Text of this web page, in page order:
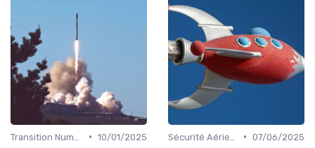
• 10/01/2025
• 07/06/2025